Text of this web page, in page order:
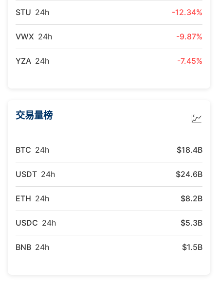
STU 24h -12.34%
VWX 24h -9.87%
YZA 24h -7.45%
交易量榜 💹
BTC 24h $18.4B
USDT 24h $24.6B
ETH 24h $8.2B
USDC 24h $5.3B
BNB 24h $1.5B